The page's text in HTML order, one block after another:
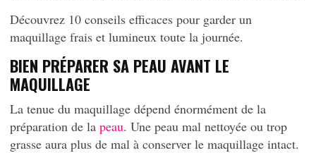
Découvrez 10 conseils efficaces pour garder un
maquillage frais et lumineux toute la journée.
BIEN PRÉPARER SA PEAU AVANT LE
MAQUILLAGE
La tenue du maquillage dépend énormément de la
préparation de la peau. Une peau mal nettoyée ou trop
grasse aura plus de mal à conserver le maquillage intact.